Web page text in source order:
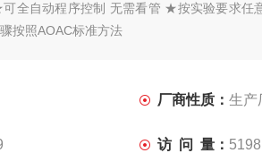
全自动程序控制 无需看管 ★按实验要求任
按照AOAC标准方法
厂商性质：生产
访 问 量： 5198